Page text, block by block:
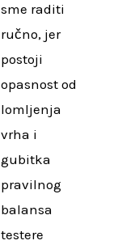
sme raditi
ručno, jer
postoji
opasnost od
lomljenja
vrha i
gubitka
pravilnog
balansa
testere